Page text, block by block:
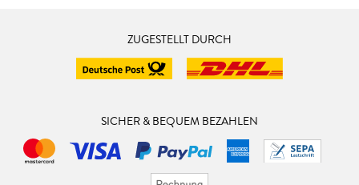
ZUGESTELLT DURCH
SICHER & BEQUEM BEZAHLEN